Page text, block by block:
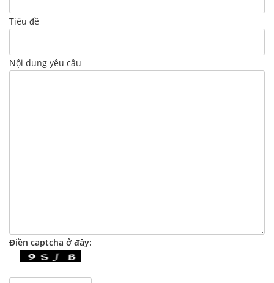
Tiêu đề
Nội dung yêu cầu
Điền captcha ở đây: